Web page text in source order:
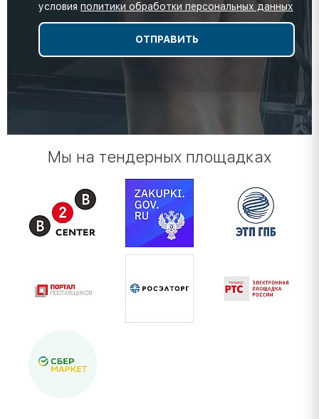
условия политики обработки персональных данных
Мы на тендерных площадках